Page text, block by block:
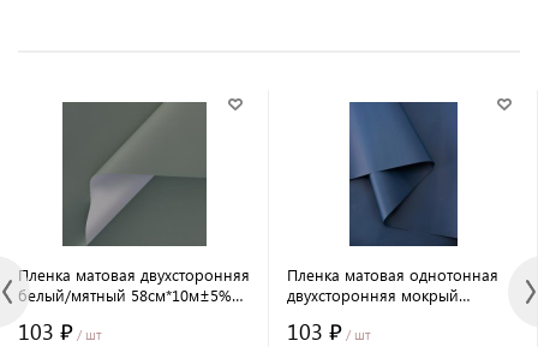
Пленка матовая двухсторонняя
белый/мятный 58см*10м±5%
103 ₽ / шт
Пленка матовая однотонная
двухсторонняя мокрый
103 ₽ / шт